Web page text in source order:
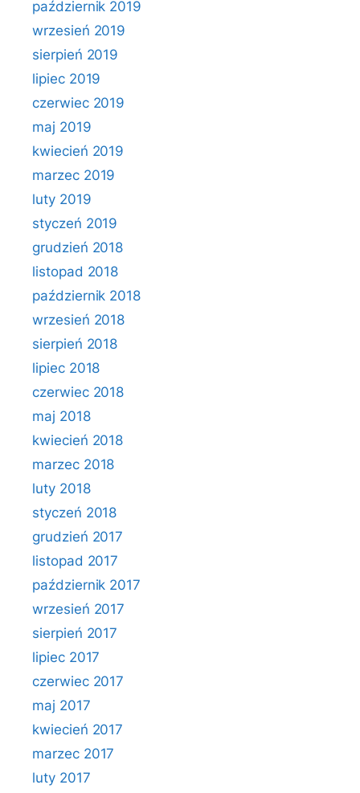
październik 2019
wrzesień 2019
sierpień 2019
lipiec 2019
czerwiec 2019
maj 2019
kwiecień 2019
marzec 2019
luty 2019
styczeń 2019
grudzień 2018
listopad 2018
październik 2018
wrzesień 2018
sierpień 2018
lipiec 2018
czerwiec 2018
maj 2018
kwiecień 2018
marzec 2018
luty 2018
styczeń 2018
grudzień 2017
listopad 2017
październik 2017
wrzesień 2017
sierpień 2017
lipiec 2017
czerwiec 2017
maj 2017
kwiecień 2017
marzec 2017
luty 2017